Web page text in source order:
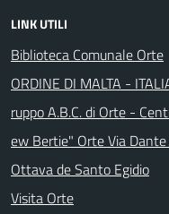
LINK UTILI
Biblioteca Comunale Orte
ORDINE DI MALTA -
ruppo A.B.C. di Orte -
ew Bertie" Orte Via
Ottava de Santo Egidio
Visita Orte